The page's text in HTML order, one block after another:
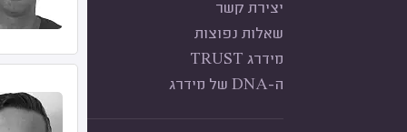
יצירת קשר
שאלות נפוצות
מידרג TRUST
ה-DNA של מידרג